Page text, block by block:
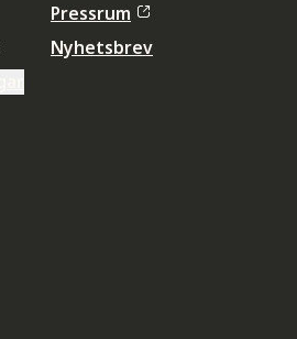
Pressrum
Nyhetsbrev